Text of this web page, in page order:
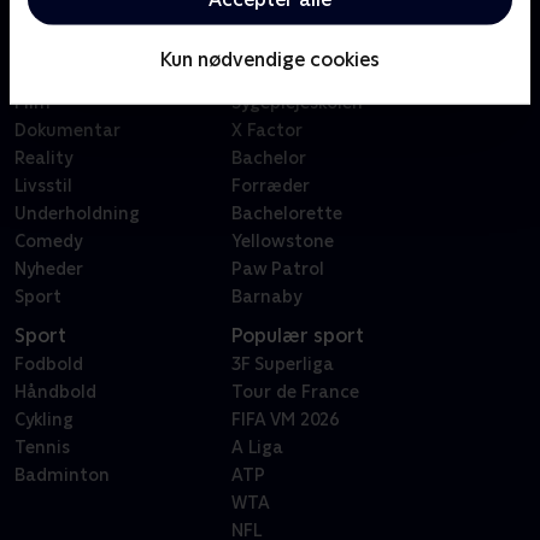
Kun nødvendige cookies
Kategorier
Film
Dokumentar
Reality
Livsstil
Underholdning
Comedy
Nyheder
Sport
Badehotellet
Sygeplejeskolen
X Factor
Bachelor
Forræder
Bachelorette
Yellowstone
Paw Patrol
Barnaby
Sport
Fodbold
Håndbold
Cykling
Tennis
Badminton
Populær sport
3F Superliga
Tour de France
FIFA VM 2026
A Liga
ATP
WTA
NFL